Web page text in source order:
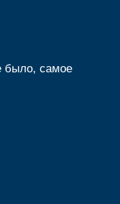
было, самое